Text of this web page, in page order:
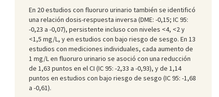
En 20 estudios con fluoruro urinario también se identificó
una relación dosis-respuesta inversa (DME: -0,15; IC 95:
-0,23 a -0,07), persistente incluso con niveles <4, <2 y
<1,5 mg/L, y en estudios con bajo riesgo de sesgo. En 13
estudios con mediciones individuales, cada aumento de
1 mg/L en fluoruro urinario se asoció con una reducción
de 1,63 puntos en el CI (IC 95: -2,33 a -0,93), y de 1,14
puntos en estudios con bajo riesgo de sesgo (IC 95: -1,68
a -0,61).